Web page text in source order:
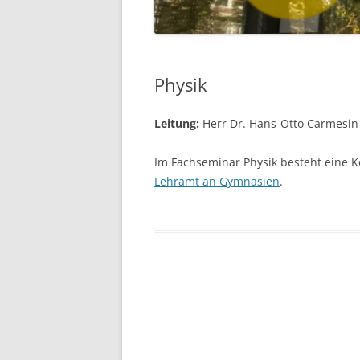
FÖRDERVEREIN
PERSONALRAT DES
IM
Physik
Leitung: Herr Dr. Hans-Otto Carmesin
Im Fachseminar Physik besteht eine
Lehramt an Gymnasien.